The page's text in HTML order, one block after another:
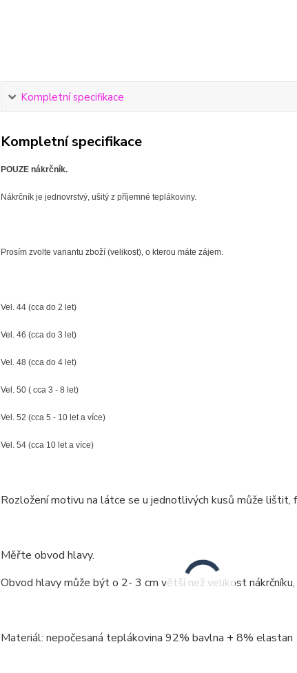
Kompletní specifikace
Kompletní specifikace
POUZE nákrčník.
Nákrčník je jednovrstvý, ušitý z příjemné teplákoviny.
Prosím zvolte variantu zboží (velikost), o kterou máte zájem.
Vel. 44 (cca do 2 let)
Vel. 46 (cca do 3 let)
Vel. 48 (cca do 4 let)
Vel. 50 ( cca 3 - 8 let)
Vel. 52 (cca 5 - 10 let a více)
Vel. 54 (cca 10 let a více)
Rozložení motivu na látce se u jednotlivých kusů může lištit,
Měřte obvod hlavy.
Obvod hlavy může být o 2- 3 cm větší než velikost
Materiál: nepočesaná teplákovina 92% bavlna + 8% elastan